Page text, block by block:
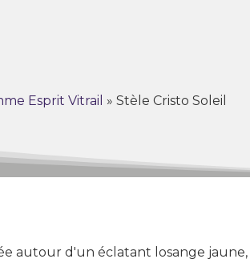
Esprit Vitrail »Stèle Cristo Soleil
autour d'un éclatant losange